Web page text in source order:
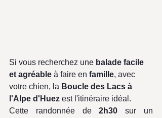
Si vous recherchez une balade facile
et agréable à faire en famille, avec
votre chien, la Boucle des Lacs à
l'Alpe d'Huez est l'itinéraire idéal.
Cette randonnée de 2h30 sur un